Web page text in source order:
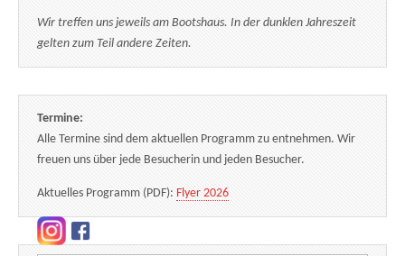
Wir treffen uns jeweils am Bootshaus. In der dunklen Jahreszeit
gelten zum Teil andere Zeiten.
Termine:
Alle Termine sind dem aktuellen Programm zu entnehmen. Wir
freuen uns über jede Besucherin und jeden Besucher.
Aktuelles Programm (PDF): Flyer 2026